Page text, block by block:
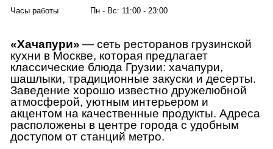
Часы работы
Пн - Вс: 11:00 - 23:00
«Хачапури» — сеть ресторанов грузинской
кухни в Москве, которая предлагает
классические блюда Грузии: хачапури,
шашлыки, традиционные закуски и десерты.
Заведение хорошо известно дружелюбной
атмосферой, уютным интерьером и
акцентом на качественные продукты. Адреса
расположены в центре города с удобным
доступом от станций метро.